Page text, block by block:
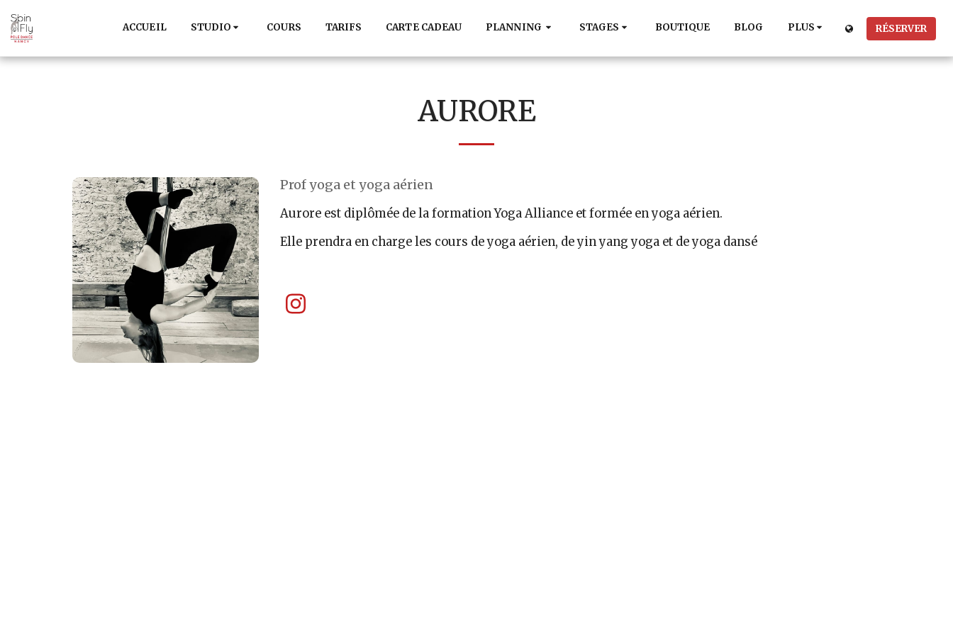
ACCUEIL STUDIO COURS TARIFS CARTE CADEAU PLANNING STAGES BOUTIQUE BLOG PLUS RÉSERVER
AURORE
Prof yoga et yoga aérien
Aurore est diplômée de la formation Yoga Alliance et formée en yoga aérien.
Elle prendra en charge les cours de yoga aérien, de yin yang yoga et de yoga dansé